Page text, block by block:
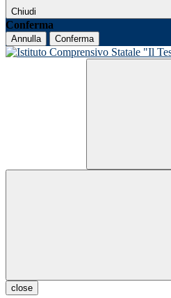
Chiudi
Conferma
Annulla Conferma
close